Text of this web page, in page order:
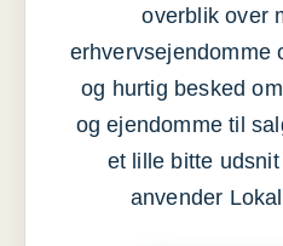
overblik over
erhvervsejendomme
og hurtig besked
og ejendomme til
et lille bitte
anvender